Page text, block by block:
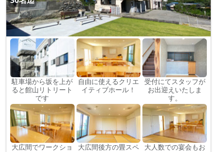
駐車場から坂を上が
ると館山リトリート
です
自由に使えるクリエ
イティブホール！
受付にてスタッフが
お出迎えいたしま
す。
大広間でワークショ
大広間後方の畳スペ
大人数での宴会もお